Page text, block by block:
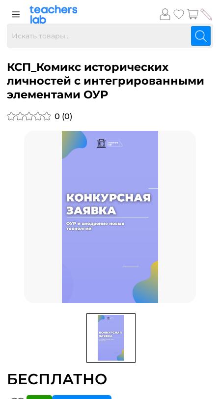
КСП_Комикс исторических
личностей с интегрированными
элементами ОУР
0 (0)
БЕСПЛАТНО